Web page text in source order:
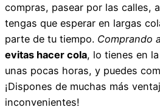
compras, pasear por las calles,
tengas que esperar en largas
parte de tu tiempo. Comprando
evitas hacer cola, lo tienes en
unas pocas horas, y puedes
¡Dispones de muchas más
inconvenientes!